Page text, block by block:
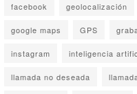
facebook geolocalización
google maps GPS
instagram inteligencia
llamada no deseada